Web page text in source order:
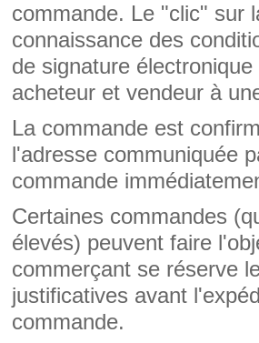
commande. Le "clic" sur
connaissance des
de signature
acheteur et vendeur à
La commande est
l'adresse communiquée
commande
Certaines commandes
élevés) peuvent faire
commerçant se réserve
justificatives avant
commande.